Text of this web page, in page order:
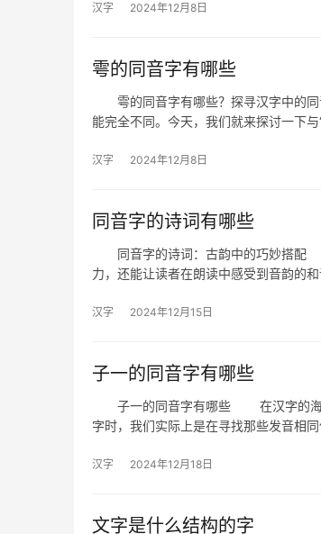
汉字 2024年12月8日
雩的同音字有哪些
雩的同音字有哪些？探寻汉字中的
能完全不同。今天，我们就来探讨一下
汉字 2024年12月8日
同音字的诗词有哪些
同音字的诗词：古韵中的巧妙搭配
力，还能让读者在朗读中感受到音韵的
汉字 2024年12月15日
子一的同音字有哪些
子一的同音字有哪些 在汉字的海洋
字时，我们实际上是在寻找那些发音相
汉字 2024年12月18日
文字是什么结构的字